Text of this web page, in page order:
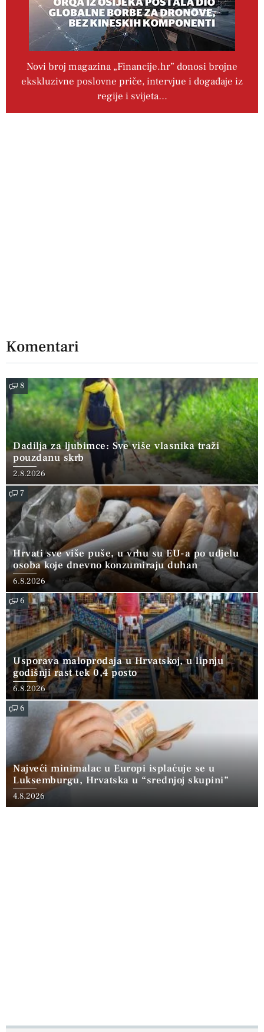
Novi broj magazina „Financije.hr” donosi brojne
ekskluzivne poslovne priče, intervjue i događaje iz
regije i svijeta…
Komentari
8
Dadilja za ljubimce: Sve više vlasnika traži
pouzdanu skrb
2.8.2026
7
Hrvati sve više puše, u vrhu su EU-a po udjelu
osoba koje dnevno konzumiraju duhan
6.8.2026
6
Usporava maloprodaja u Hrvatskoj, u lipnju
godišnji rast tek 0,4 posto
6.8.2026
6
Najveći minimalac u Europi isplaćuje se u
Luksemburgu, Hrvatska u “srednjoj skupini”
4.8.2026